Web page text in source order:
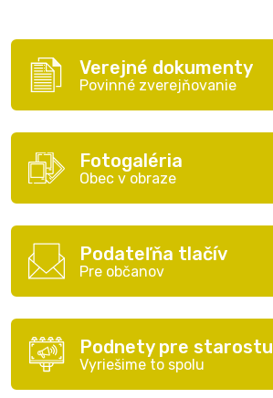
Verejné dokumenty
Povinné zverejňovanie
Fotogaléria
Obec v obraze
Podateľňa tlačív
Pre občanov
Podnety pre starostu
Vyriešime to spolu